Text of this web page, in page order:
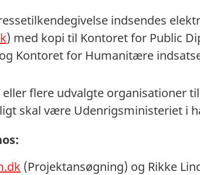
indsendes
) med kopi til Kontoret for Public
Kontoret for Humanitære
eller flere udvalgte organisationer
skal være Udenrigsministeriet i
(Projektansøgning) og Rikke